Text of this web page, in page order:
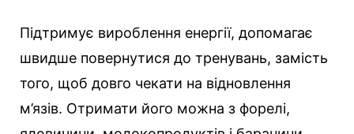
Підтримує вироблення енергії, допомагає
швидше повернутися до тренувань, замість
того, щоб довго чекати на відновлення
м’язів. Отримати його можна з форелі,